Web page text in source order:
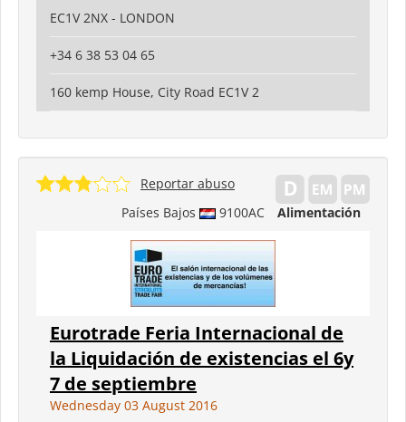
EC1V 2NX - LONDON
+34 6 38 53 04 65
160 kemp House, City Road EC1V 2
Países Bajos 9100AC Alimentación
Reportar abuso
Eurotrade Feria Internacional de
la Liquidación de existencias el 6y
7 de septiembre
Wednesday 03 August 2016